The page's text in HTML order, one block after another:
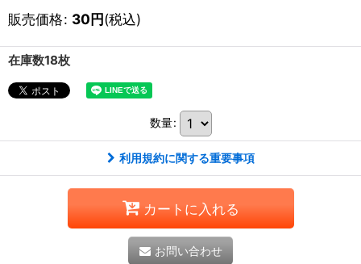
販売価格: 30円(税込)
在庫数18枚
数量:
利用規約に関する重要事項
カートに入れる
お問い合わせ